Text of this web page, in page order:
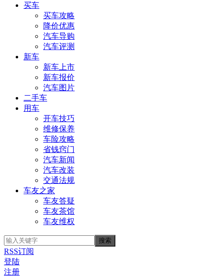
买车
买车攻略
降价优惠
汽车导购
汽车评测
新车
新车上市
新车报价
汽车图片
二手车
用车
开车技巧
维修保养
车险攻略
省钱窍门
汽车新闻
汽车改装
交通法规
车友之家
车友答疑
车友茶馆
车友维权
RSS订阅
登陆
注册